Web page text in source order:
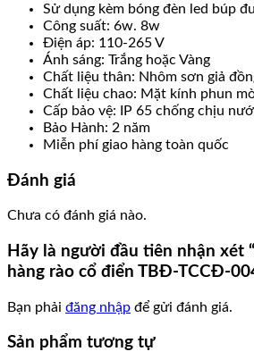
Sử dụng kèm bóng đèn led búp
Công suất: 6w. 8w
Điện áp: 110-265 V
Ánh sáng: Trắng hoặc Vàng
Chất liệu thân: Nhôm sơn giả
Chất liệu chao: Mặt kính phun
Cấp bảo vệ: IP 65 chống chịu
Bảo Hành: 2 năm
Miễn phí giao hàng toàn quốc
Đánh giá
Chưa có đánh giá nào.
Hãy là người đầu tiên nhận xét
hàng rào cổ điển TBĐ-TCCĐ-
Bạn phải đăng nhập để gửi đánh giá.
Sản phẩm tương tự